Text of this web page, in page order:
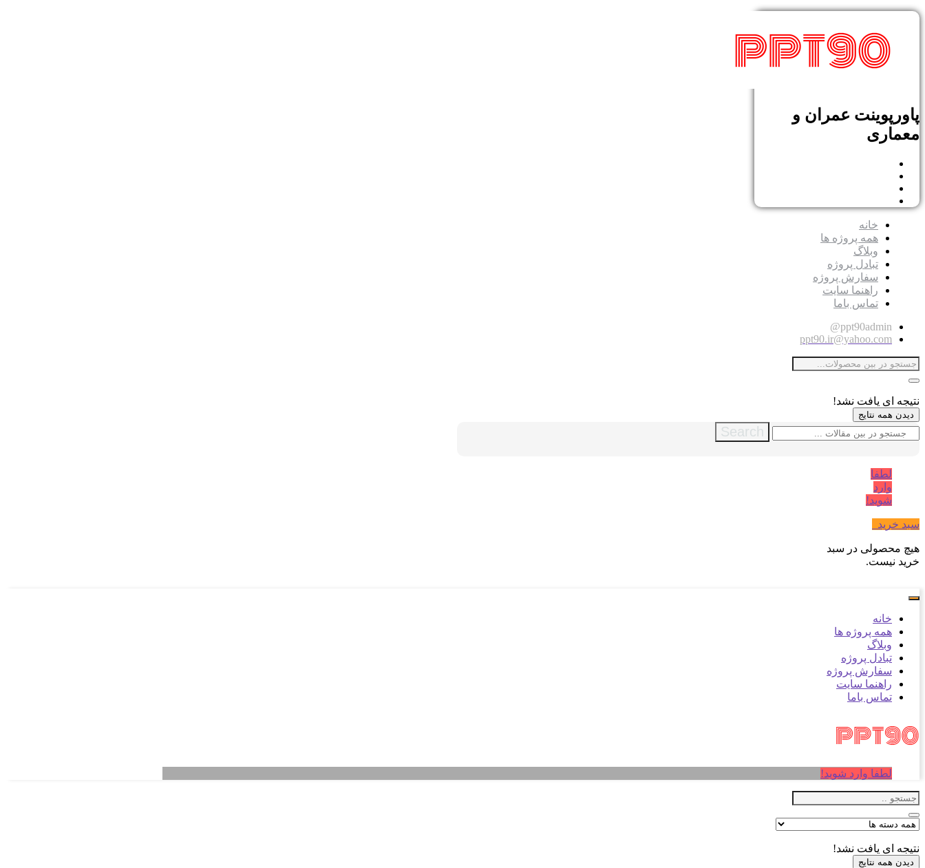
پاورپوینت عمران و
معماری
خانه
همه پروژه ها
وبلاگ
تبادل پروژه
سفارش پروژه
راهنما سایت
تماس باما
ppt90admin@
ppt90.ir@yahoo.com
نتیجه ای یافت نشد!
دیدن همه نتایج
Search
لطفا
وارد
شوید!
سبد خرید
هیچ محصولی در سبد
خرید نیست.
خانه
همه پروژه ها
وبلاگ
تبادل پروژه
سفارش پروژه
راهنما سایت
تماس باما
لطفا وارد شوید!
نتیجه ای یافت نشد!
دیدن همه نتایج